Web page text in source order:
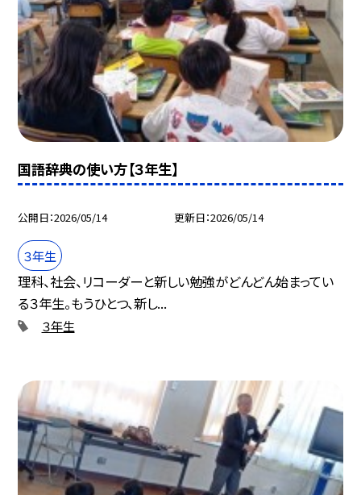
国語辞典の使い方【３年生】
公開日 2026/05/14 更新日 2026/05/14
３年生
理科、社会、リコーダーと新しい勉強がどんどん始まってい
る３年生。もうひとつ、新し...
３年生